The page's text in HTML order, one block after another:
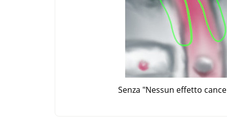
Senza "Nessun effetto